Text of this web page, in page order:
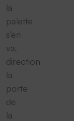
la
palette
s’en
va,
direction
la
porte
de
la